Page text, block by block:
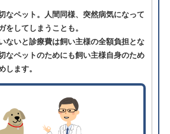
なペット。人間同様、突然病気になって
をしてしまうことも。
ないと診療費は飼い主様の全額負担とな
なペットのためにも飼い主様自身のため
します。